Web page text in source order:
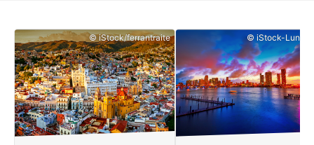
© iStock/ferrantraite © iStock-